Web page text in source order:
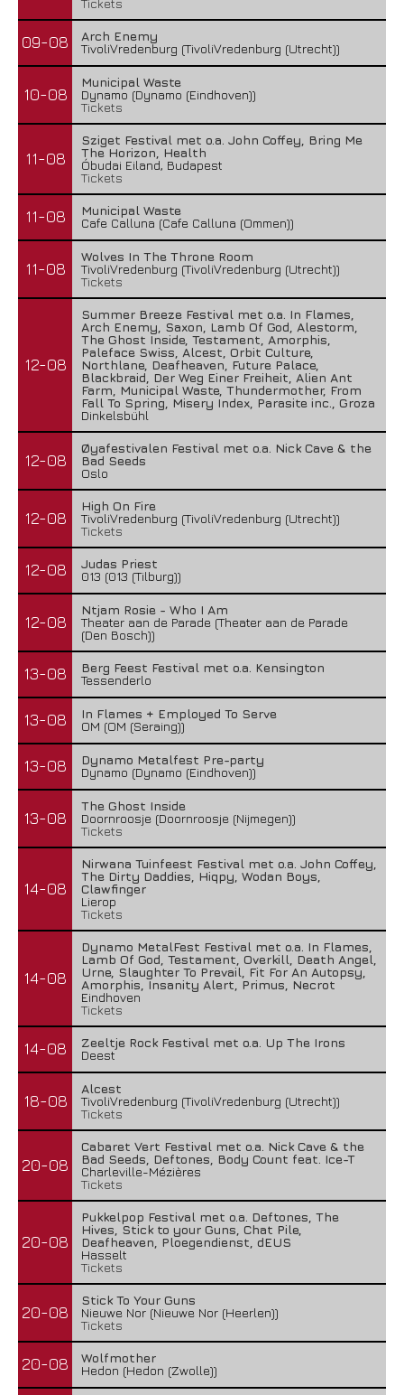
Tickets
09-08
Arch Enemy
TivoliVredenburg (TivoliVredenburg (Utrecht))
10-08
Municipal Waste
Dynamo (Dynamo (Eindhoven))
Tickets
11-08
Sziget Festival met o.a. John Coffey, Bring Me
The Horizon, Health
Óbudai Eiland, Budapest
Tickets
11-08
Municipal Waste
Cafe Calluna (Cafe Calluna (Ommen))
11-08
Wolves In The Throne Room
TivoliVredenburg (TivoliVredenburg (Utrecht))
Tickets
12-08
Summer Breeze Festival met o.a. In Flames,
Arch Enemy, Saxon, Lamb Of God, Alestorm,
The Ghost Inside, Testament, Amorphis,
Paleface Swiss, Alcest, Orbit Culture,
Northlane, Deafheaven, Future Palace,
Blackbraid, Der Weg Einer Freiheit, Alien Ant
Farm, Municipal Waste, Thundermother, From
Fall To Spring, Misery Index, Parasite inc., Groza
Dinkelsbühl
12-08
Øyafestivalen Festival met o.a. Nick Cave & the
Bad Seeds
Oslo
12-08
High On Fire
TivoliVredenburg (TivoliVredenburg (Utrecht))
Tickets
12-08
Judas Priest
013 (013 (Tilburg))
12-08
Ntjam Rosie - Who I Am
Theater aan de Parade (Theater aan de Parade
(Den Bosch))
13-08
Berg Feest Festival met o.a. Kensington
Tessenderlo
13-08
In Flames + Employed To Serve
OM (OM (Seraing))
13-08
Dynamo Metalfest Pre-party
Dynamo (Dynamo (Eindhoven))
13-08
The Ghost Inside
Doornroosje (Doornroosje (Nijmegen))
Tickets
14-08
Nirwana Tuinfeest Festival met o.a. John Coffey,
The Dirty Daddies, Hiqpy, Wodan Boys,
Clawfinger
Lierop
Tickets
14-08
Dynamo MetalFest Festival met o.a. In Flames,
Lamb Of God, Testament, Overkill, Death Angel,
Urne, Slaughter To Prevail, Fit For An Autopsy,
Amorphis, Insanity Alert, Primus, Necrot
Eindhoven
Tickets
14-08
Zeeltje Rock Festival met o.a. Up The Irons
Deest
18-08
Alcest
TivoliVredenburg (TivoliVredenburg (Utrecht))
Tickets
20-08
Cabaret Vert Festival met o.a. Nick Cave & the
Bad Seeds, Deftones, Body Count feat. Ice-T
Charleville-Mézières
Tickets
20-08
Pukkelpop Festival met o.a. Deftones, The
Hives, Stick to your Guns, Chat Pile,
Deafheaven, Ploegendienst, dEUS
Hasselt
Tickets
20-08
Stick To Your Guns
Nieuwe Nor (Nieuwe Nor (Heerlen))
Tickets
20-08
Wolfmother
Hedon (Hedon (Zwolle))